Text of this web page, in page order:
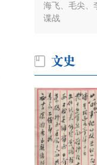
海飞、毛尖、
谍战